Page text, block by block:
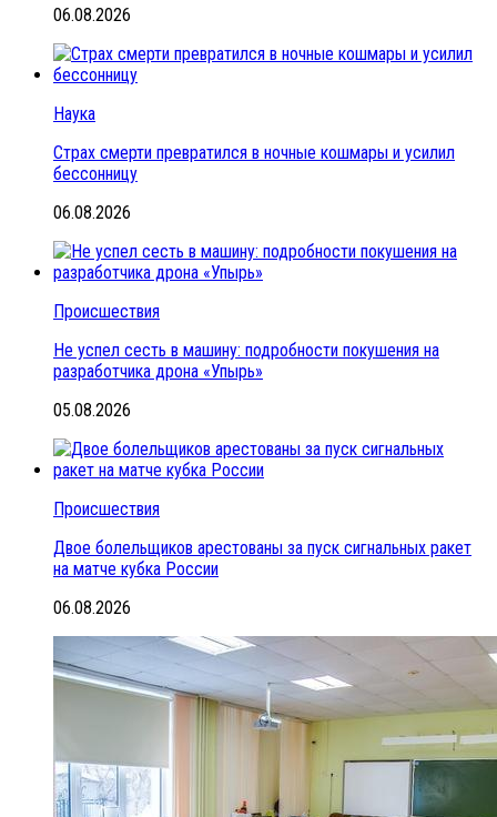
06.08.2026
Наука
Страх смерти превратился в ночные кошмары и усилил
бессонницу
06.08.2026
Происшествия
Не успел сесть в машину: подробности покушения на
разработчика дрона «Упырь»
05.08.2026
Происшествия
Двое болельщиков арестованы за пуск сигнальных ракет
на матче кубка России
06.08.2026